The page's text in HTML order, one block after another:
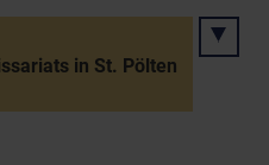
in St. Pölten